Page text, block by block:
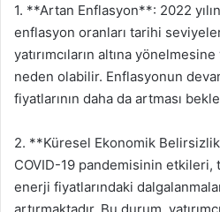
1. **Artan Enflasyon**: 2022
enflasyon oranları tarihi
yatırımcıların altına
neden olabilir. Enflasyonun
fiyatlarının daha da artması
2. **Küresel Ekonomik
COVID-19 pandemisinin etkileri,
enerji fiyatlarındaki
artırmaktadır. Bu durum,